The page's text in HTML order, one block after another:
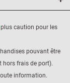
plus caution pour les
pouvant être
hors frais de port).
information.